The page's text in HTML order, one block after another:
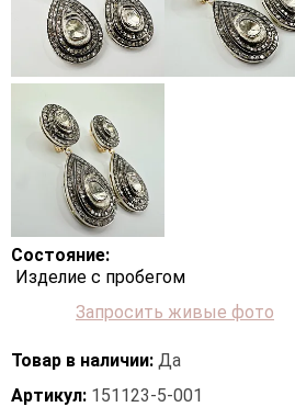
Состояние:
Изделие с пробегом
Запросить живые фото
Товар в наличии: Да
Артикул: 151123-5-001